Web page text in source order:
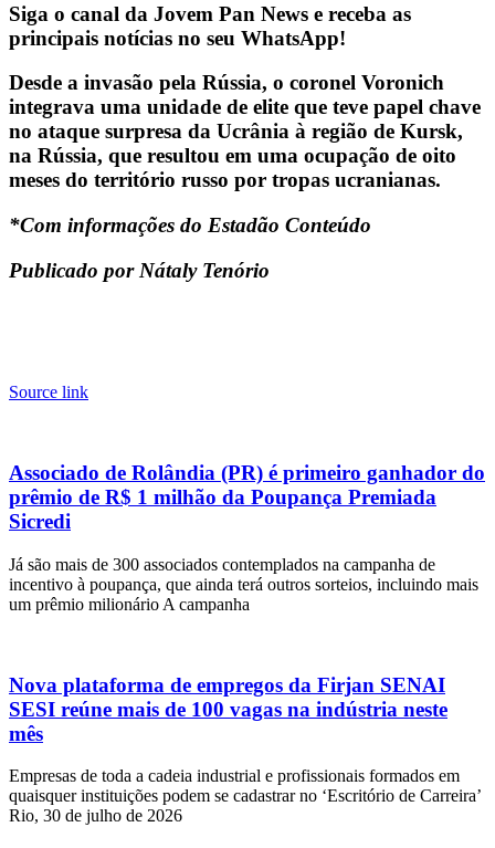
Siga o canal da Jovem Pan News e receba as
principais notícias no seu WhatsApp!
Desde a invasão pela Rússia, o coronel Voronich
integrava uma unidade de elite que teve papel chave
no ataque surpresa da Ucrânia à região de Kursk,
na Rússia, que resultou em uma ocupação de oito
meses do território russo por tropas ucranianas.
*Com informações do Estadão Conteúdo
Publicado por Nátaly Tenório
Source link
Associado de Rolândia (PR) é primeiro ganhador do
prêmio de R$ 1 milhão da Poupança Premiada
Sicredi
Já são mais de 300 associados contemplados na campanha de
incentivo à poupança, que ainda terá outros sorteios, incluindo mais
um prêmio milionário A campanha
Nova plataforma de empregos da Firjan SENAI
SESI reúne mais de 100 vagas na indústria neste
mês
Empresas de toda a cadeia industrial e profissionais formados em
quaisquer instituições podem se cadastrar no ‘Escritório de Carreira’
Rio, 30 de julho de 2026